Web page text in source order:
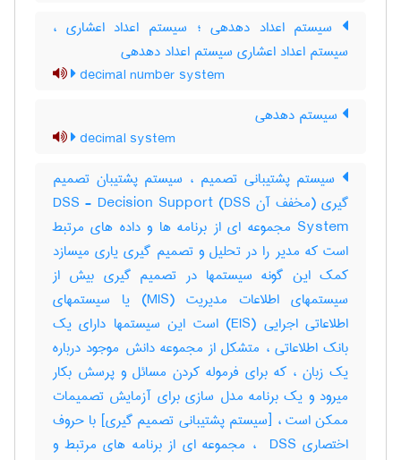
سیستم اعداد دهدهی ؛ سیستم اعداد اعشاری ،
سیستم اعداد اعشاری سیستم اعداد دهدهی
decimal number system
سیستم دهدهی
decimal system
سیستم پشتیبانی تصمیم ، سیستم پشتیبان تصمیم
گیری (مخفف آن DSS) DSS - Decision Support
System مجموعه ای از برنامه ها و داده های مرتبط
است که مدیر را در تحلیل و تصمیم گیری یاری میسازد
کمک این گونه سیستمها در تصمیم گیری بیش از
سیستمهای اطلاعات مدیریت (MIS) یا سیستمهای
اطلاعاتی اجرایی (EIS) است این سیستمها دارای یک
بانک اطلاعاتی ، متشکل از مجموعه دانش موجود درباره
یک زبان ، که برای فرموله کردن مسائل و پرسش بکار
میرود و یک برنامه مدل سازی برای آزمایش تصمیمات
ممکن است ، [سیستم پشتیبانی تصمیم گیری] با حروف
اختصاری ‎ DSS ، مجموعه ای از برنامه های مرتبط و